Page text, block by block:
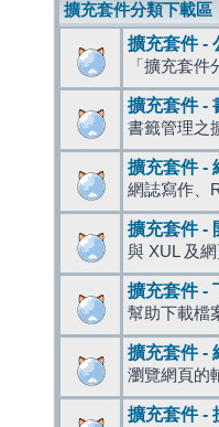
擴充套件分類下載區
擴充套件 -
「擴充套
擴充套件 -
書籤管理之
擴充套件 -
網誌寫作、
擴充套件 -
與 XUL 及
擴充套件 -
幫助下載檔
擴充套件 -
瀏覽網頁的
擴充套件 -